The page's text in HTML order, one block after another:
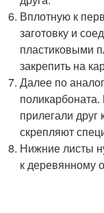
Вплотную к
заготовку и
пластиковыми
закрепить на
Далее по
прилегали друг
скрепляют
Нижние листы
к деревянному